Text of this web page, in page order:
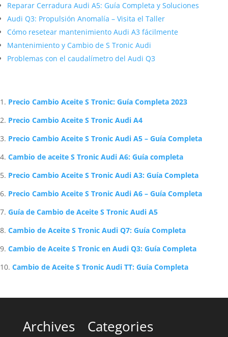
Reparar Cerradura Audi A5: Guía Completa y Soluciones
Audi Q3: Propulsión Anomalía – Visita el Taller
Cómo resetear mantenimiento Audi A3 fácilmente
Mantenimiento y Cambio de S Tronic Audi
Problemas con el caudalímetro del Audi Q3
Precio Cambio Aceite S Tronic: Guía Completa 2023
Precio Cambio Aceite S Tronic Audi A4
Precio Cambio Aceite S Tronic Audi A5 – Guía Completa
Cambio de aceite S Tronic Audi A6: Guía completa
Precio Cambio Aceite S Tronic Audi A3: Guía Completa
Precio Cambio Aceite S Tronic Audi A6 – Guía Completa
Guía de Cambio de Aceite S Tronic Audi A5
Cambio de Aceite S Tronic Audi Q7: Guía Completa
Cambio de Aceite S Tronic en Audi Q3: Guía Completa
Cambio de Aceite S Tronic Audi TT: Guía Completa
Archives Categories